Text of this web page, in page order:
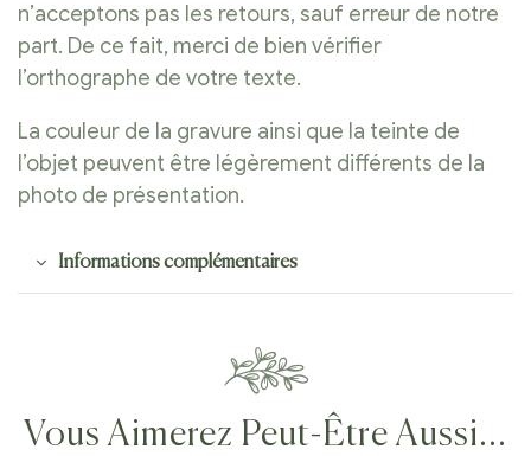
n’acceptons pas les retours, sauf erreur de notre
part. De ce fait, merci de bien vérifier
l’orthographe de votre texte.
La couleur de la gravure ainsi que la teinte de
l’objet peuvent être légèrement différents de la
photo de présentation.
Informations complémentaires
Vous Aimerez Peut-Être Aussi…